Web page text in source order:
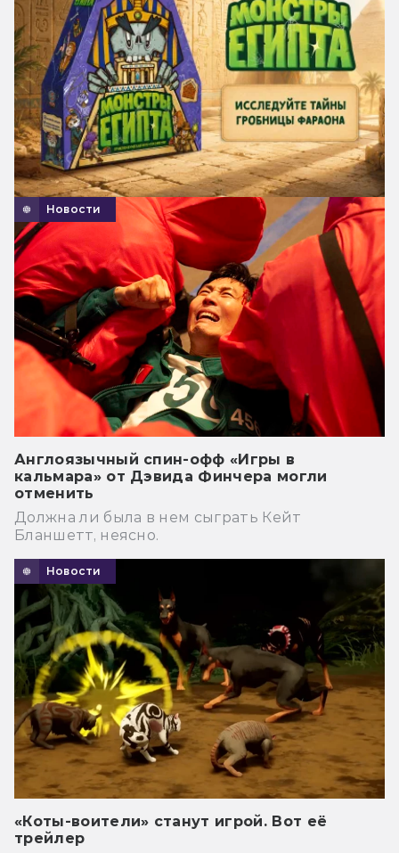
Новости
Англоязычный спин-офф «Игры в
кальмара» от Дэвида Финчера могли
отменить
Должна ли была в нем сыграть Кейт
Бланшетт, неясно.
Новости
«Коты-воители» станут игрой. Вот её
трейлер